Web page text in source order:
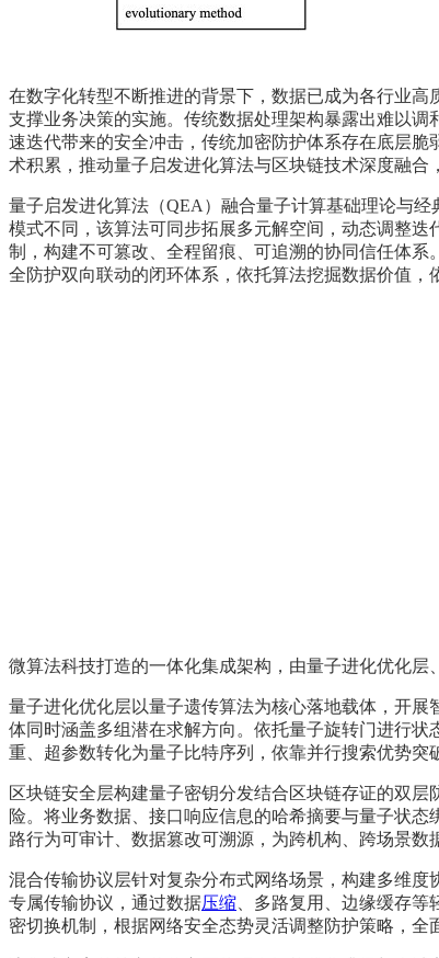
在数字化转型不断推进的背景下，数据已成为各行业
支撑业务决策的实施。传统数据处理架构暴露出难以
速迭代带来的安全冲击，传统加密防护体系存在底层
术积累，推动量子启发进化算法与区块链技术深度融
量子启发进化算法（QEA）融合量子计算基础理论与
模式不同，该算法可同步拓展多元解空间，动态调整
制，构建不可篡改、全程留痕、可追溯的协同信任体
全防护双向联动的闭环体系，依托算法挖掘数据价值，
微算法科技打造的一体化集成架构，由量子进化优化
量子进化优化层以量子遗传算法为核心落地载体，开
体同时涵盖多组潜在求解方向。依托量子旋转门进行
重、超参数转化为量子比特序列，依靠并行搜索优势突
区块链安全层构建量子密钥分发结合区块链存证的双
险。将业务数据、接口响应信息的哈希摘要与量子状
路行为可审计、数据篡改可溯源，为跨机构、跨场景数
混合传输协议层针对复杂分布式网络场景，构建多维
专属传输协议，通过数据压缩 、多路复用、边缘缓存
密切换机制，根据网络安全态势灵活调整防护策略，全